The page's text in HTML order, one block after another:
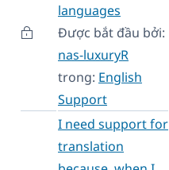
languages
Được bắt đầu bởi:
nas-luxuryR
trong: English
Support
I need support for
translation